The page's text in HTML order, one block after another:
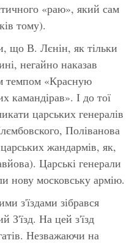
«раю», який сам
тому).
що В. Лєнін, як тільки
негайно наказав
темпом «Красную
камандірав». І до тої
царських генералів
Поліванова
жандармів, як,
Царські генерали
нову московську армію.
з'їздами зібрався
З'їзд. На цей з'їзд
Незважаючи на